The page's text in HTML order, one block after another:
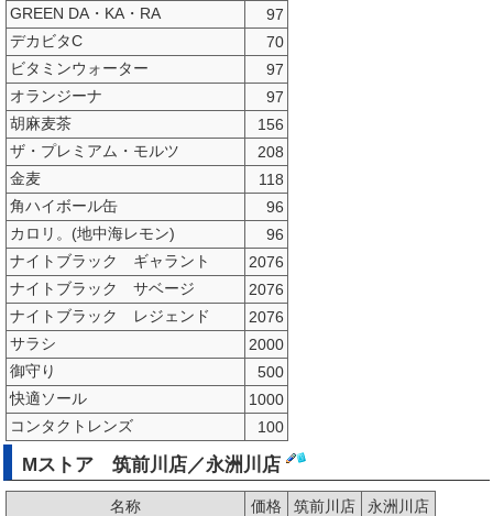
GREEN DA・KA・RA
97
デカビタC
70
ビタミンウォーター
97
オランジーナ
97
胡麻麦茶
156
ザ・プレミアム・モルツ
208
金麦
118
角ハイボール缶
96
カロリ。(地中海レモン)
96
ナイトブラック ギャラント
2076
ナイトブラック サベージ
2076
ナイトブラック レジェンド
2076
サラシ
2000
御守り
500
快適ソール
1000
コンタクトレンズ
100
Mストア 筑前川店／永洲川店
名称 価格 筑前川店
永洲川店